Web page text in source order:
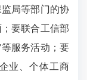
局等部门的协
要联合工信部
服务活动；要
业、个体工商